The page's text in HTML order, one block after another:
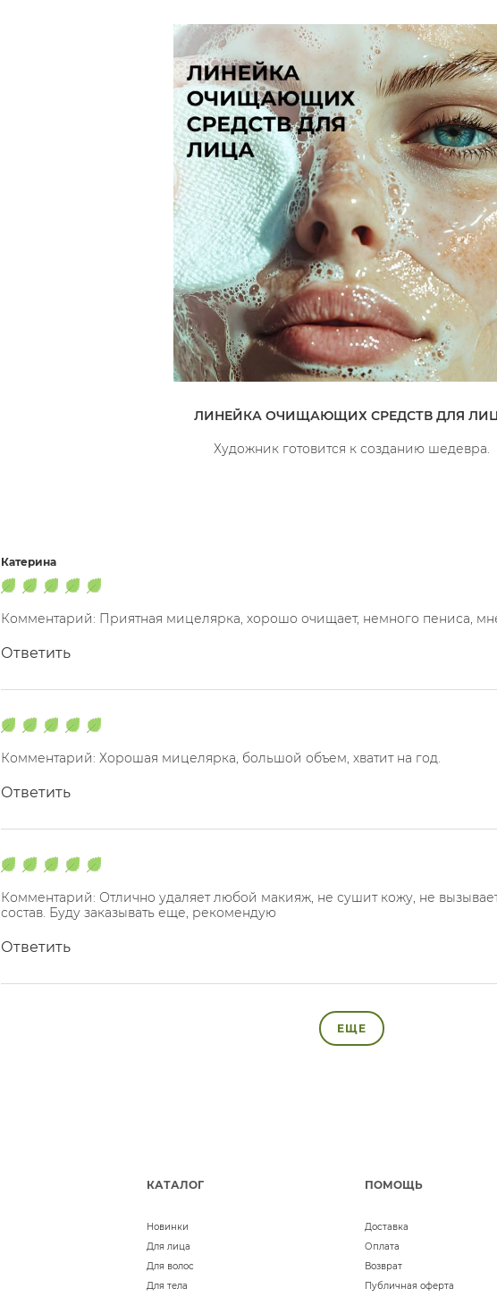
ЛИНЕЙКА ОЧИЩАЮЩИХ СРЕДСТВ ДЛЯ
Художник готовится к созданию шедевра.
Катерина
Комментарий: Приятная мицелярка, хорошо очищает, немного пениса,
Ответить
Комментарий: Хорошая мицелярка, большой объем, хватит на год.
Ответить
Комментарий: Отлично удаляет любой макияж, не сушит кожу, не
состав. Буду заказывать еще, рекомендую
Ответить
ЕЩЕ
КАТАЛОГ
Новинки
Для лица
Для волос
Для тела
ПОМОЩЬ
Доставка
Оплата
Возврат
Публичная оферта